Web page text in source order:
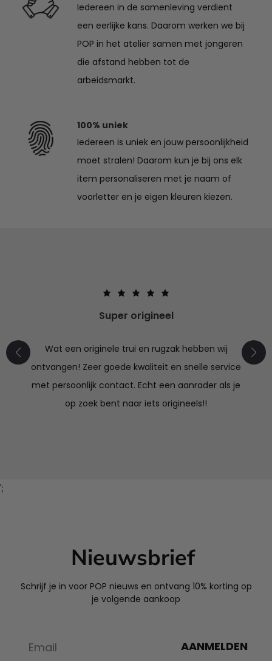
Iedereen in de samenleving verdient
een eerlijke kans. Daarom werken we bij
POP in het atelier samen met jongeren
die afstand hebben tot de
arbeidsmarkt.
100% uniek
Iedereen is uniek en jouw persoonlijkheid
moet stralen! Daarom kun je bij ons elk
item personaliseren met je naam of
voorletter en je eigen kleuren kiezen.
Super origineel
Wat een originele trui en rugzak hebben wij
ontvangen! Zeer goede kwaliteit en snelle service
met persoonlijk contact. Echt een aanrader als je
op zoek bent naar iets origineels!!
';
Nieuwsbrief
Schrijf je in voor POP nieuws en ontvang 10% korting op
je volgende aankoop
AANMELDEN